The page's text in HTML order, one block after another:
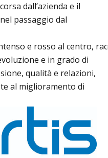
dall’azienda e il
passaggio dal
e rosso al centro,
e in grado di
qualità e relazioni,
al miglioramento di